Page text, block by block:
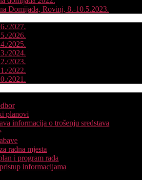
Domijada, Rovinj, 8.-10.5.2023.
2027.
2026.
2025.
2024.
2023.
2022.
2021.
planovi
informacija o trošenju sredstava
radna mjesta
i program rada
informacijama